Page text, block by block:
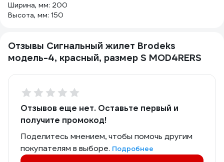
Ширина, мм: 200
Высота, мм: 150
Отзывы Сигнальный жилет Brodeks
модель-4, красный, размер S MOD4RERS
Отзывов еще нет. Оставьте первый и
получите промокод!
Поделитесь мнением, чтобы помочь другим
покупателям в выборе. Подробнее